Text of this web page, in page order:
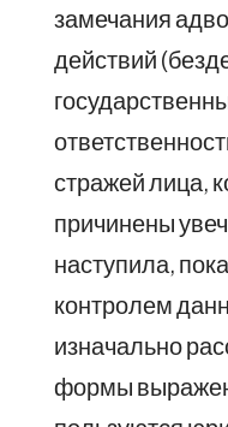
замечания
действий
стражей лица,
причинены
наступила,
контролем
изначально
формы